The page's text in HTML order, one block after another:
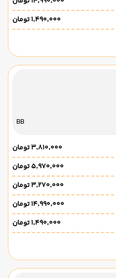
۱٬۴۹۰٬۰۰۰ تومان
BB
۳٬۸۱۰٬۰۰۰ تومان
۵٬۹۷۰٬۰۰۰ تومان
۳٬۲۷۰٬۰۰۰ تومان
۱۴٬۹۹۰٬۰۰۰ تومان
۱٬۴۹۰٬۰۰۰ تومان